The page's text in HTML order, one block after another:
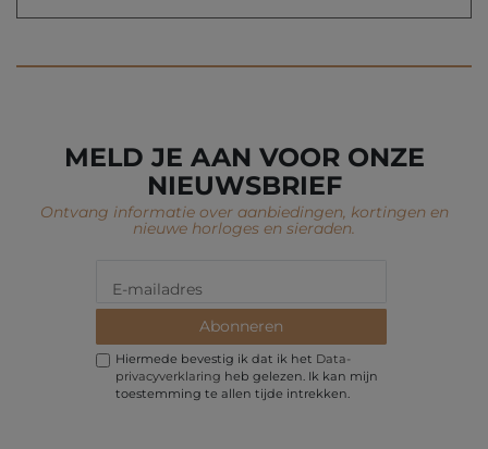
MELD JE AAN VOOR ONZE
NIEUWSBRIEF
Ontvang informatie over aanbiedingen, kortingen en
nieuwe horloges en sieraden.
Abonneren
Hiermede bevestig ik dat ik het Data­
privacy­verklaring heb gelezen. Ik kan mijn
toestemming te allen tijde intrekken.